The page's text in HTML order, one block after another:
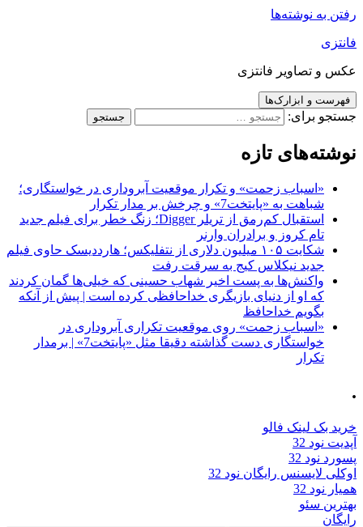
رفتن به نوشته‌ها
فانتزی
عکس و تصاویر فانتزی
فهرست و ابزارک‌ها
جستجو برای:
نوشته‌های تازه
«اسباب زحمت» و تکرار موقعیت آبروداری در خواستگاری؛
شباهت به «پایتخت7» و چرخش بر مدار تکرار
استقبال کم‌رمق از تریلر Digger؛ زنگ خطر برای فیلم جدید
تام کروز و برادران وارنر
شکایت ۱۰۵ میلیون دلاری از نتفلیکس؛ هارددیسک حاوی فیلم
جدید نیکلاس کیج به سرقت رفت
واکنش‌ها به پست اخیر شهاب حسینی که خیلی‌ها گمان کردند
که او از دنیای بازیگری خداحافظی کرده است | پیش از آنکه
بگویم خداحافظ
«اسباب زحمت» روی موقعیت تکراری آبروداری در
خواستگاری دست گذاشته دقیقا مثل «پایتخت7» | برمدار
تکرار
.
خرید بک لینک فالو
آپدیت نود 32
پسورد نود 32
اوکلی لایسنس رایگان نود 32
همیار نود 32
بهترین سئو
رایگان